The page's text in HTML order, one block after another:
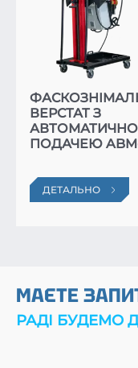
ВЕРСТАТ З
ПОДАЧЕЮ
ДЕТАЛЬНО
МАЄТЕ
РАДІ БУДЕМО